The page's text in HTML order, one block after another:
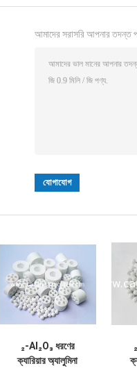
আমাদের সরাসরি আপনার তদন্ত
₂-Al₂O₃ ধরণের
ক্যারিয়ার অ্যালুমিনা